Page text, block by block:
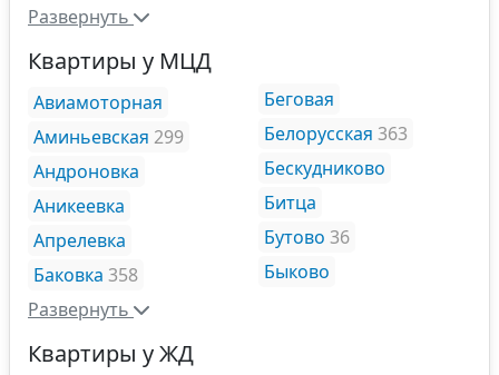
Развернуть
Квартиры у МЦД
Авиамоторная
Аминьевская 299
Андроновка
Аникеевка
Апрелевка
Баковка 358
Беговая
Белорусская 363
Бескудниково
Битца
Бутово 36
Быково
Развернуть
Квартиры у ЖД